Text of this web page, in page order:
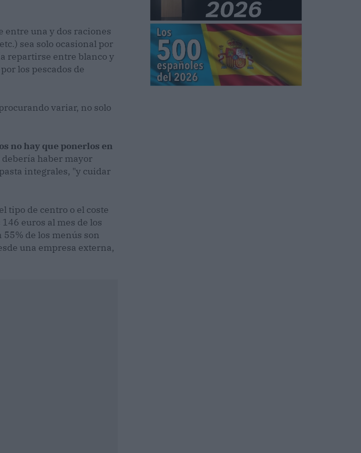
entre una y dos raciones
sea solo ocasional por
repartirse entre blanco y
los pescados de
variar, no solo
no hay que ponerlos en
debería haber mayor
integrales, "y cuidar
tipo de centro o el coste
euros al mes de los
de los menús son
una empresa externa,